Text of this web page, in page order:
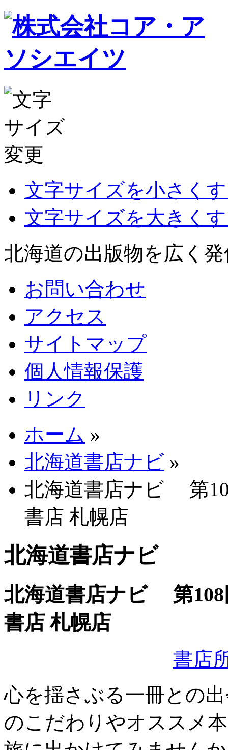
文字サイズを小さく
文字サイズを大きく
北海道の出版物を広く
お問い合わせ
アクセス
サイトマップ
個人情報保護
リンク
ホーム »
北海道書店ナビ »
北海道書店ナビ 第
書店 札幌店
北海道書店ナビ
北海道書店ナビ 第
書店 札幌店
書店
心を揺さぶる一冊との
のこだわりやオススメ